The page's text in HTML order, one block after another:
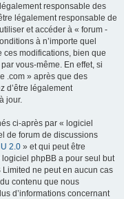
responsable des
légalement responsable de
et accéder à « forum -
à n’importe quel
ces modifications, bien que
vous-même. En effet, si
.com » après que des
d’être légalement
jour.
ci-après par « logiciel
de forum de discussions
2.0 » et qui peut être
phpBB a pour seul but
ne peut en aucun cas
contenu que nous
d’informations concernant